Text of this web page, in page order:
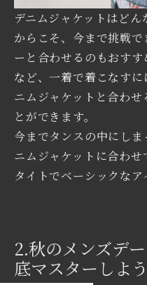
デニムジャケットはど
からこそ、今まで挑戦
ーと合わせるのもおす
など、一着で着こなす
ニムジャケットと合わ
とができます。
今までタンスの中にし
ニムジャケットに合わ
タイトでベーシックなア
2.秋のメンズデ
底マスターしよう